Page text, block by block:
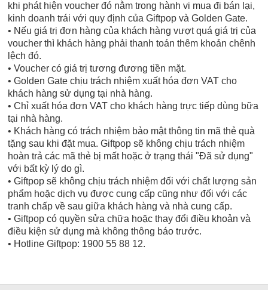
khi phát hiện voucher đó nằm trong hành vi mua đi bán lại,
kinh doanh trái với quy định của Giftpop và Golden Gate.
• Nếu giá trị đơn hàng của khách hàng vượt quá giá trị của
voucher thì khách hàng phải thanh toán thêm khoản chênh
lệch đó.
• Voucher có giá trị tương đương tiền mặt.
• Golden Gate chịu trách nhiệm xuất hóa đơn VAT cho
khách hàng sử dụng tại nhà hàng.
• Chỉ xuất hóa đơn VAT cho khách hàng trực tiếp dùng bữa
tại nhà hàng.
• Khách hàng có trách nhiệm bảo mật thông tin mã thẻ quà
tặng sau khi đặt mua. Giftpop sẽ không chịu trách nhiệm
hoàn trả các mã thẻ bị mất hoặc ở trạng thái "Đã sử dụng"
với bất kỳ lý do gì.
• Giftpop sẽ không chịu trách nhiệm đối với chất lượng sản
phẩm hoặc dịch vụ được cung cấp cũng như đối với các
tranh chấp về sau giữa khách hàng và nhà cung cấp.
• Giftpop có quyền sửa chữa hoặc thay đổi điều khoản và
điều kiện sử dụng mà không thông báo trước.
• Hotline Giftpop: 1900 55 88 12.